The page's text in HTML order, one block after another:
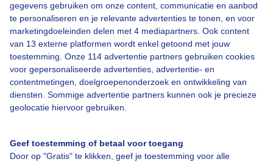
gegevens gebruiken om onze content, communicatie en aanbod
te personaliseren en je relevante advertenties te tonen, en voor
marketingdoeleinden delen met 4 mediapartners. Ook content
van 13 externe platformen wordt enkel getoond met jouw
toestemming. Onze 114 advertentie partners gebruiken cookies
voor gepersonaliseerde advertenties, advertentie- en
contentmetingen, doelgroepenonderzoek en ontwikkeling van
diensten. Sommige advertentie partners kunnen ook je precieze
geolocatie hiervoor gebruiken.
Geef toestemming of betaal voor toegang
Door op "Gratis" te klikken, geef je toestemming voor alle
Over Buienradar
Bedrijfsgegevens
Contact